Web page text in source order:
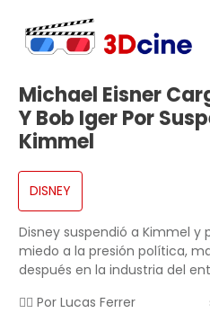
Michael Eisner
Y Bob Iger Por
Kimmel
DISNEY
Disney suspendió a Kimmel y
miedo a la presión política,
después en la industria del
✍🏻 Por Lucas Ferrer